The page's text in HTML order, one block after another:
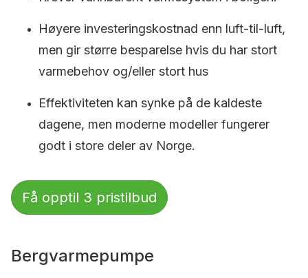
Høyere investeringskostnad enn luft-til-luft,
men gir større besparelse hvis du har stort
varmebehov og/eller stort hus
Effektiviteten kan synke på de kaldeste
dagene, men moderne modeller fungerer
godt i store deler av Norge.
Få opptil 3 pristilbud
Bergvarmepumpe